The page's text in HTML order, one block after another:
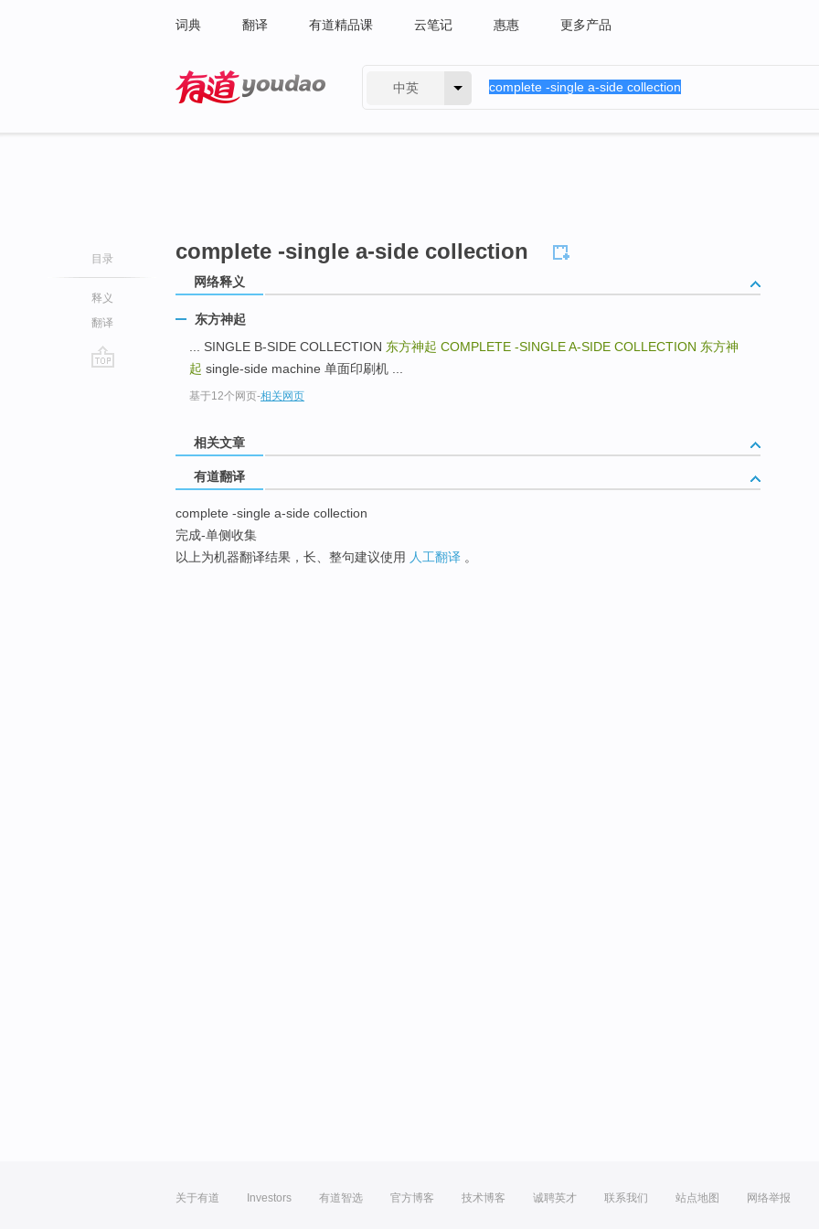
词典 翻译 有道精品课 云笔记 惠惠 更多产品
中英
目录
释义
翻译
complete -single a-side collection
网络释义
东方神起
... SINGLE B-SIDE COLLECTION 东方神起 COMPLETE -SINGLE A-SIDE COLLECTION 东方神
起 single-side machine 单面印刷机 ...
基于12个网页-相关网页
相关文章
有道翻译
complete -single a-side collection
完成-单侧收集
以上为机器翻译结果，长、整句建议使用 人工翻译 。
关于有道 Investors 有道智选 官方博客 技术博客 诚聘英才 联系我们 站点地图 网络举报